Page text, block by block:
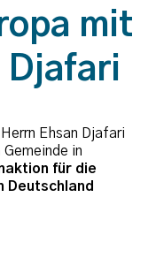
mit
Djafari
Ehsan Djafari
in
für die
Deutschland